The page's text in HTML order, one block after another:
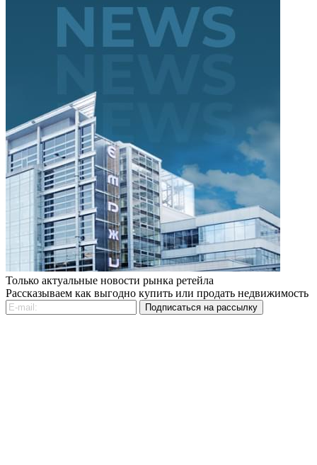
Только актуальные новости рынка ретейла
Рассказываем как выгодно купить или продать недвижимость